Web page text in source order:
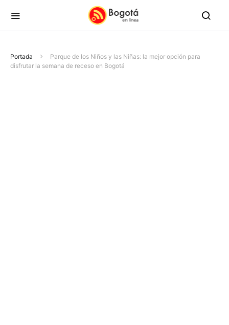
Portada
Parque de los Niños y las Niñas: la mejor opción para
disfrutar la semana de receso en Bogotá